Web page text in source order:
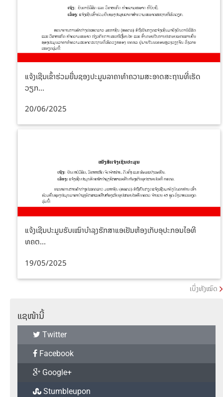
ແຈ້ງເຊີນເຂົ້າຮ່ວມຍື່ນຊອງປະມູນລາຄາທໍາຄວາມສະອາດສະຖານທີ່ເຮັດ
ວຽກ...
20/06/2025
ແຈ້ງເຊີນປະມູນຮັບເໝົາບໍາລຸງຮັກສາແອເຢັນຫ້ອງເກັບອຸປະກອນໄອທີ
ທຄຕ...
19/05/2025
ເບິ່ງທັງໝົດ
ແຊໜ້ານີ້
Twitter
Facebook
Google+
Stumbleupon